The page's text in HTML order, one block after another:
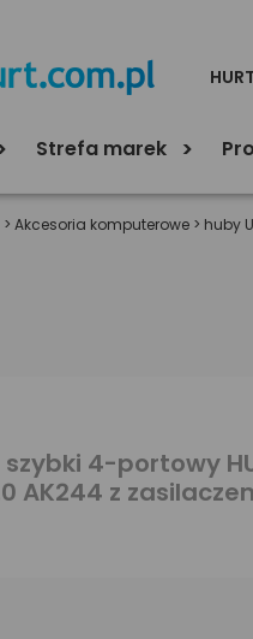
HURT
Strefa marek
> Akcesoria komputerowe > huby
4-portowy
AK244 z